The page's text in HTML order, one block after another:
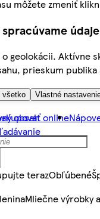
môžete zmeniť
geolokácii. Aktívne
prieskum publika
všetko Vlastné
obsah online
terazObľúbené
Mliečne výrobky